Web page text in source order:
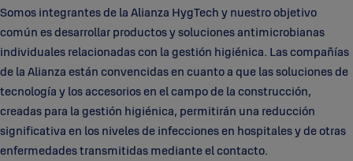
Somos integrantes de la Alianza HygTech y nuestro objetivo
común es desarrollar productos y soluciones antimicrobianas
individuales relacionadas con la gestión higiénica. Las compañías
de la Alianza están convencidas en cuanto a que las soluciones de
tecnología y los accesorios en el campo de la construcción,
creadas para la gestión higiénica, permitirán una reducción
significativa en los niveles de infecciones en hospitales y de otras
enfermedades transmitidas mediante el contacto.